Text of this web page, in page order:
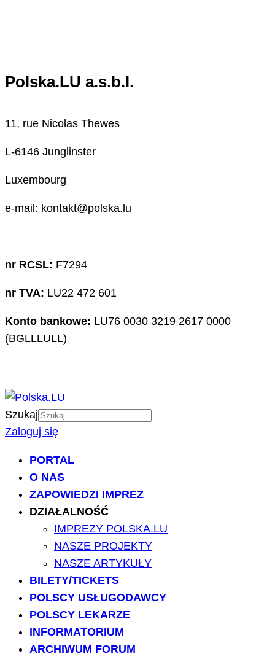
Polska.LU a.s.b.l.
11, rue Nicolas Thewes
L-6146 Junglinster
Luxembourg
e-mail: kontakt@polska.lu
nr RCSL: F7294
nr TVA: LU22 472 601
Konto bankowe: LU76 0030 3219 2617 0000
(BGLLLULL)
Szukaj
Zaloguj się
PORTAL
O NAS
ZAPOWIEDZI IMPREZ
DZIAŁALNOŚĆ
IMPREZY POLSKA.LU
NASZE PROJEKTY
NASZE ARTYKUŁY
BILETY/TICKETS
POLSCY USŁUGODAWCY
POLSCY LEKARZE
INFORMATORIUM
ARCHIWUM FORUM